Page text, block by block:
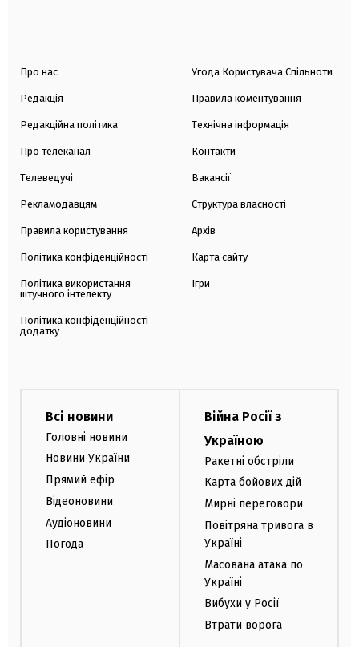
Про нас
Редакція
Редакційна політика
Про телеканал
Телеведучі
Рекламодавцям
Правила користування
Політика конфіденційності
Політика використання
штучного інтелекту
Політика конфіденційності
додатку
Угода Користувача Спільноти
Правила коментування
Технічна інформація
Контакти
Вакансії
Структура власності
Архів
Карта сайту
Ігри
Всі новини
Головні новини
Новини України
Прямий ефір
Відеоновини
Аудіоновини
Погода
Війна Росії з
Україною
Ракетні обстріли
Карта бойових дій
Мирні переговори
Повітряна тривога в
Україні
Масована атака по
Україні
Вибухи у Росії
Втрати ворога